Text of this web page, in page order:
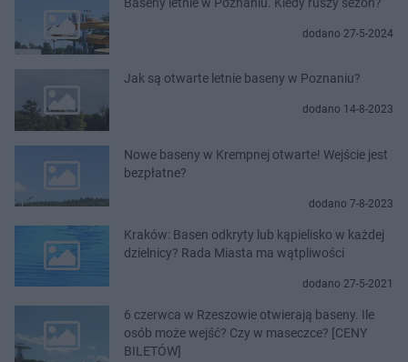
dodano 27-5-2024
Jak są otwarte letnie baseny w Poznaniu?
dodano 14-8-2023
Nowe baseny w Krempnej otwarte! Wejście jest
bezpłatne?
dodano 7-8-2023
Kraków: Basen odkryty lub kąpielisko w każdej
dzielnicy? Rada Miasta ma wątpliwości
dodano 27-5-2021
6 czerwca w Rzeszowie otwierają baseny. Ile
osób może wejść? Czy w maseczce? [CENY
BILETÓW]